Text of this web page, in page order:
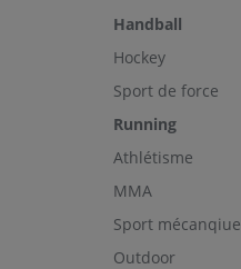
Handball
Hockey
Sport de force
Running
Athlétisme
MMA
Sport mécanqiue
Outdoor